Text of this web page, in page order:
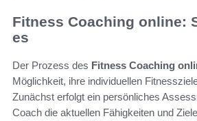
Fitness Coaching online:
es
Der Prozess des Fitness Coaching
Möglichkeit, ihre individuellen
Zunächst erfolgt ein persönliches
Coach die aktuellen Fähigkeiten und